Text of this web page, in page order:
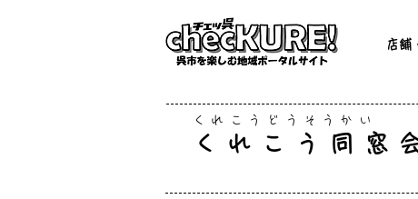
店舗
くれこう同窓
くれこうどうそうかい